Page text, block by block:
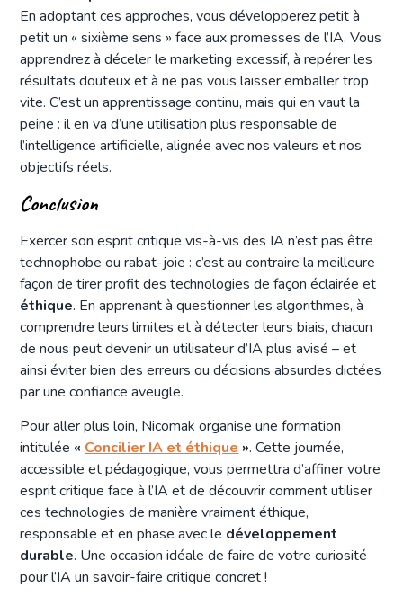
En adoptant ces approches, vous développerez petit à
petit un « sixième sens » face aux promesses de l’IA. Vous
apprendrez à déceler le marketing excessif, à repérer les
résultats douteux et à ne pas vous laisser emballer trop
vite. C’est un apprentissage continu, mais qui en vaut la
peine : il en va d’une utilisation plus responsable de
l’intelligence artificielle, alignée avec nos valeurs et nos
objectifs réels.
Conclusion
Exercer son esprit critique vis-à-vis des IA n’est pas être
technophobe ou rabat-joie : c’est au contraire la meilleure
façon de tirer profit des technologies de façon éclairée et
éthique. En apprenant à questionner les algorithmes, à
comprendre leurs limites et à détecter leurs biais, chacun
de nous peut devenir un utilisateur d’IA plus avisé – et
ainsi éviter bien des erreurs ou décisions absurdes dictées
par une confiance aveugle.
Pour aller plus loin, Nicomak organise une formation
intitulée « Concilier IA et éthique ». Cette journée,
accessible et pédagogique, vous permettra d’affiner votre
esprit critique face à l’IA et de découvrir comment utiliser
ces technologies de manière vraiment éthique,
responsable et en phase avec le développement
durable. Une occasion idéale de faire de votre curiosité
pour l’IA un savoir-faire critique concret !